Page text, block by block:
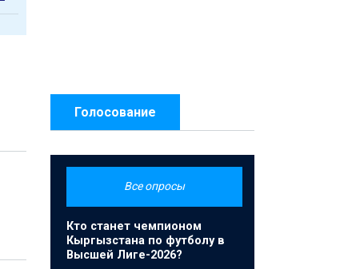
Голосование
Все опросы
Кто станет чемпионом
Кыргызстана по футболу в
Высшей Лиге-2026?